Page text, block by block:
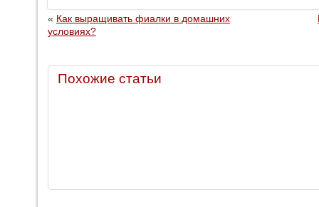
« Как выращивать фиалки в домашних
условиях?
Похожие статьи